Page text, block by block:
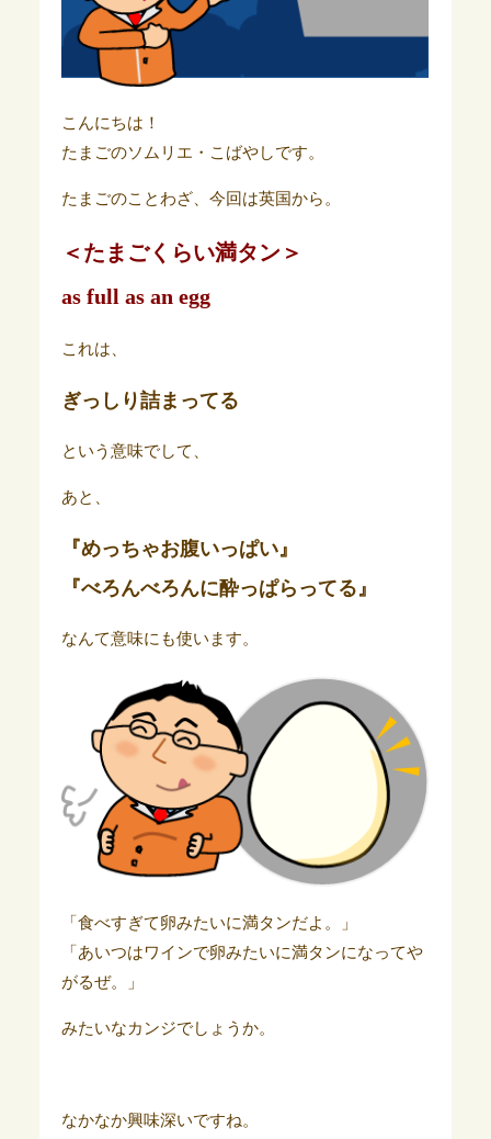
こんにちは！
たまごのソムリエ・こばやしです。
たまごのことわざ、今回は英国から。
＜たまごくらい満タン＞
as full as an egg
これは、
ぎっしり詰まってる
という意味でして、
あと、
『めっちゃお腹いっぱい』
『べろんべろんに酔っぱらってる』
なんて意味にも使います。
「食べすぎて卵みたいに満タンだよ。」
「あいつはワインで卵みたいに満タンになってや
がるぜ。」
みたいなカンジでしょうか。
なかなか興味深いですね。